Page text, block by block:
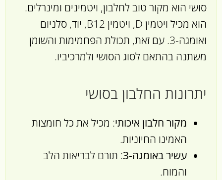
סושי הוא מקור טוב לחלבון, ויטמינים ומינרלים.
הוא מכיל ויטמין D, ויטמין B12, יוד, סלניום
ואומגה-3. עם זאת, תכולת הפחמימות והשומן
משתנה בהתאם לסוג הסושי ולמרכיביו.
יתרונות החלבון בסושי
מקור חלבון איכותי: מכיל את כל חומצות
האמינו החיוניות.
עשיר באומגה-3 : תורם לבריאות הלב
והמוח.